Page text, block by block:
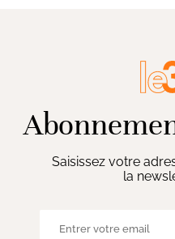
Saisissez votre
la